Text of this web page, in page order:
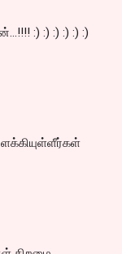
:) :) :) :) :) :)